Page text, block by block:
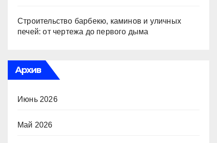
Строительство барбекю, каминов и уличных
печей: от чертежа до первого дыма
Архив
Июнь 2026
Май 2026